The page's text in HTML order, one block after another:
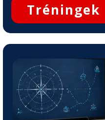
Tréningek